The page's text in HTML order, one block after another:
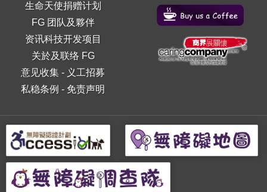
生命天使捐赠计划
FG 团队及夥伴
资讯科技开发项目
关於及联络 FG
意见收集 - 义工招募
私稳条例 - 免责声明